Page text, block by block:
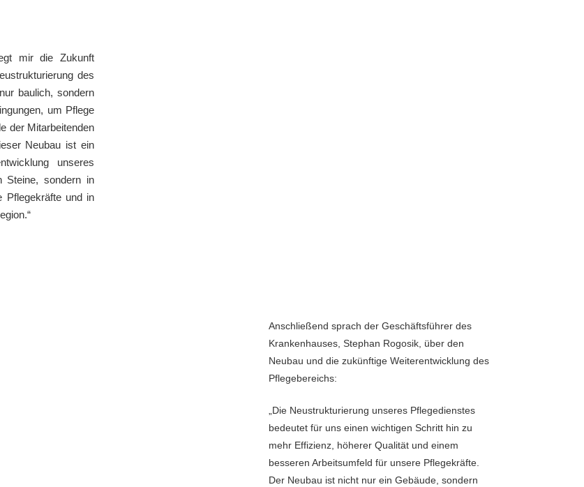
mir die Zukunft
des
baulich, sondern
um Pflege
der Mitarbeitenden
Neubau ist ein
unseres
Steine, sondern in
Pflegekräfte und in
Anschließend sprach der Geschäftsführer des
Krankenhauses, Stephan Rogosik, über den
Neubau und die zukünftige Weiterentwicklung des
Pflegebereichs:
„Die Neustrukturierung unseres Pflegedienstes
bedeutet für uns einen wichtigen Schritt hin zu
mehr Effizienz, höherer Qualität und einem
besseren Arbeitsumfeld für unsere Pflegekräfte.
Der Neubau ist nicht nur ein Gebäude, sondern